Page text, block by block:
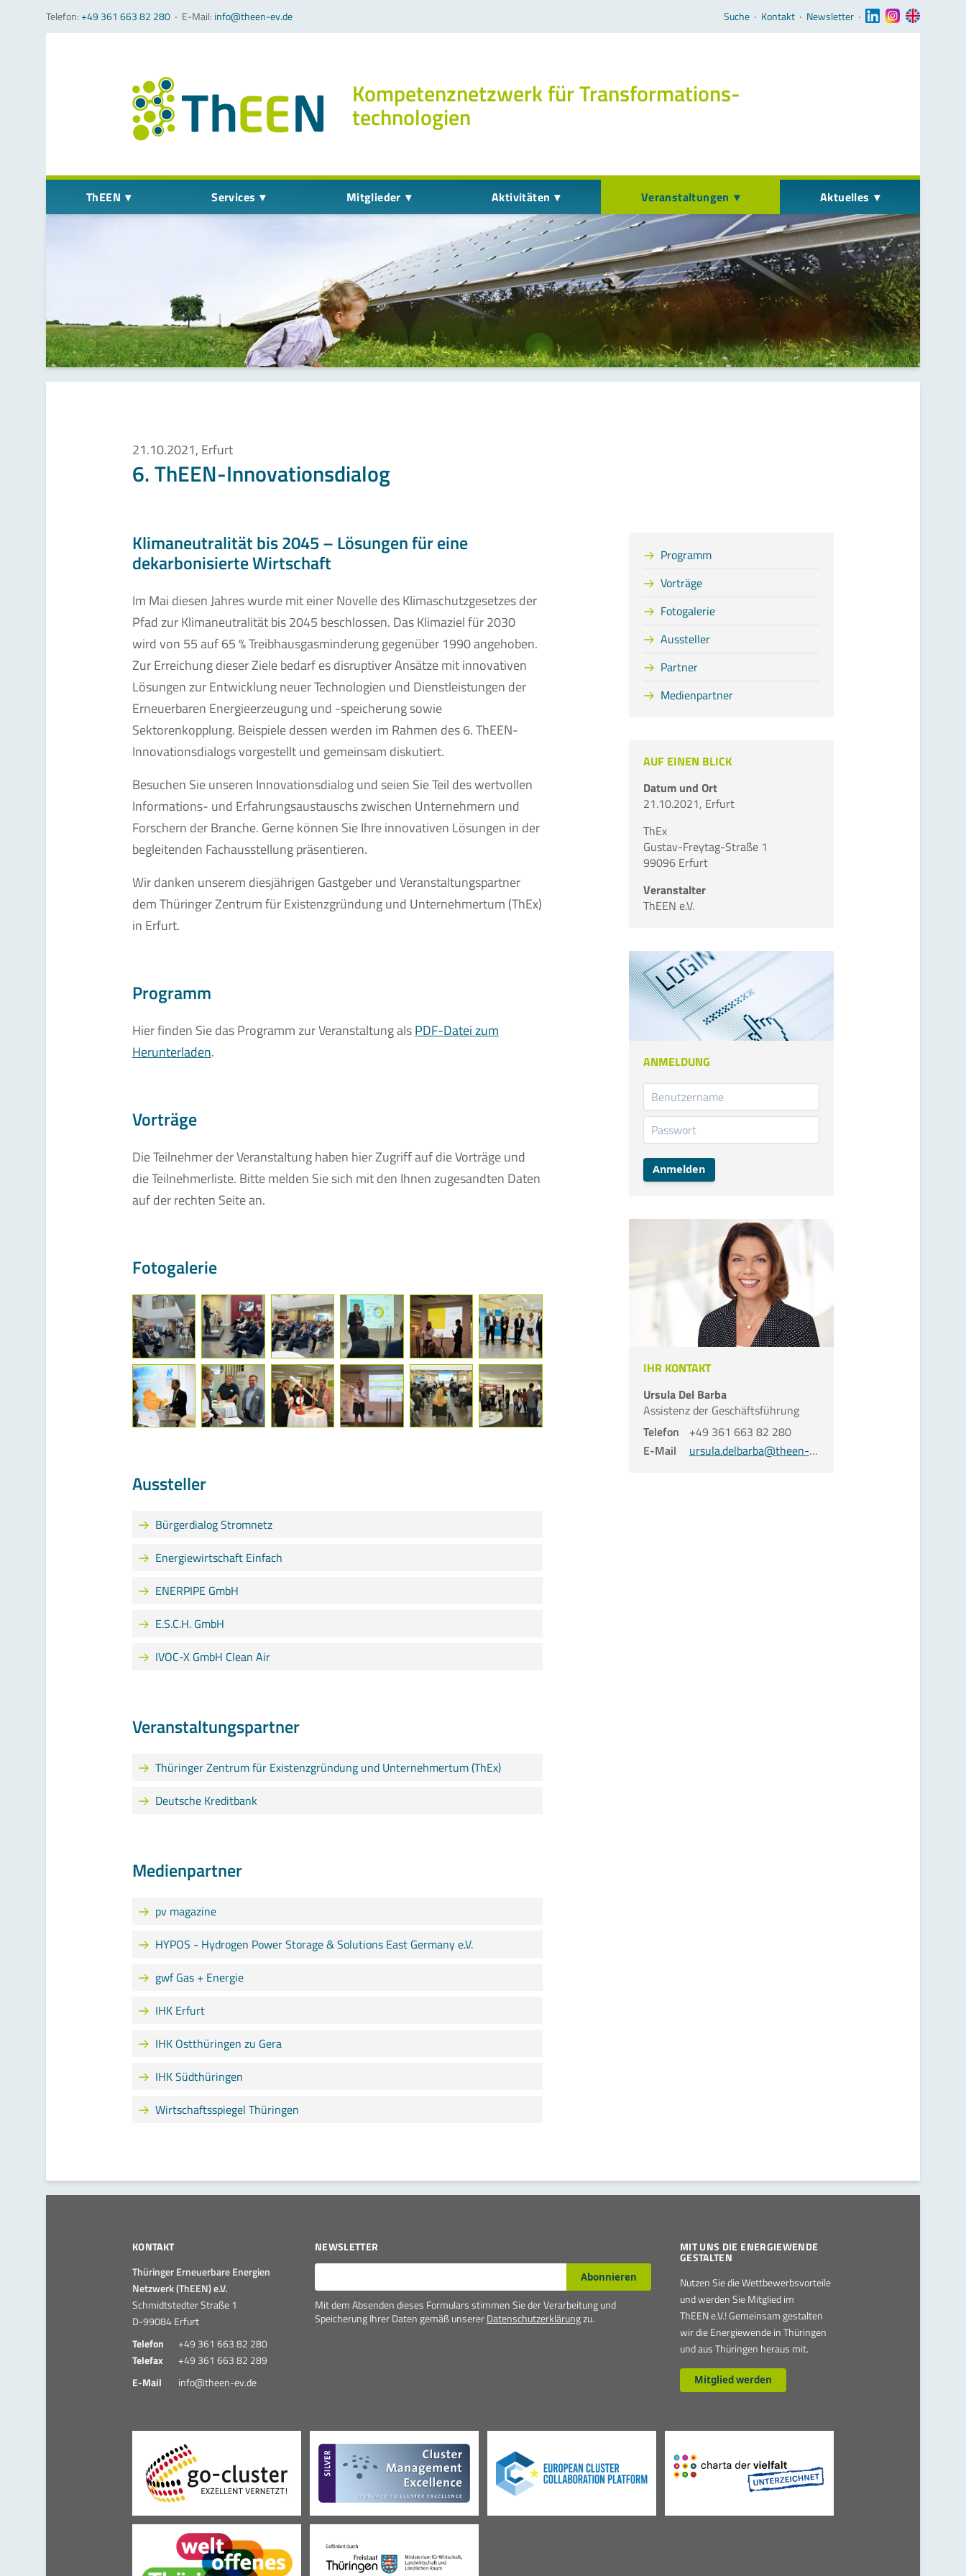
Telefon:+49 361 663 82 280 ‧ E-Mail: info@theen-ev.de Navigation überspringen
Suche ‧ Kontakt ‧ Newsletter ‧
Kompetenz­netzwerk für Transformations­
technologien
Navigation überspringen
ThEEN Services Mitglieder Aktivitäten Veranstaltungen Aktuelles
21.10.2021, Erfurt
6. ThEEN-Innovationsdialog
Klimaneutralität bis 2045 – Lösungen für eine
dekarbonisierte Wirtschaft
Im Mai diesen Jahres wurde mit einer Novelle des Klimaschutzgesetzes der
Pfad zur Klimaneutralität bis 2045 beschlossen. Das Klimaziel für 2030
wird von 55 auf 65 % Treibhausgasminderung gegenüber 1990 angehoben.
Zur Erreichung dieser Ziele bedarf es disruptiver Ansätze mit innovativen
Lösungen zur Entwicklung neuer Technologien und Dienstleistungen der
Erneuerbaren Energieerzeugung und -speicherung sowie
Sektorenkopplung. Beispiele dessen werden im Rahmen des 6. ThEEN-
Innovationsdialogs vorgestellt und gemeinsam diskutiert.
Besuchen Sie unseren Innovationsdialog und seien Sie Teil des wertvollen
Informations- und Erfahrungsaustauschs zwischen Unternehmern und
Forschern der Branche. Gerne können Sie Ihre innovativen Lösungen in der
begleitenden Fachausstellung präsentieren.
Wir danken unserem diesjährigen Gastgeber und Veranstaltungspartner
dem Thüringer Zentrum für Existenzgründung und Unternehmertum (ThEx)
in Erfurt.
Programm
Hier finden Sie das Programm zur Veranstaltung alsPDF-Datei zum
Herunterladen.
Vorträge
Die Teilnehmer der Veranstaltung haben hier Zugriff auf die Vorträge und
die Teilnehmerliste. Bitte melden Sie sich mit den Ihnen zugesandten Daten
auf der rechten Seite an.
Fotogalerie
Aussteller
Bürgerdialog Stromnetz
Energiewirtschaft Einfach
ENERPIPE GmbH
E.S.C.H. GmbH
IVOC-X GmbH Clean Air
Veranstaltungspartner
Thüringer Zentrum für Existenzgründung und Unternehmertum (ThEx)
Deutsche Kreditbank
Medienpartner
pv magazine
HYPOS - Hydrogen Power Storage & Solutions East Germany e.V.
gwf Gas + Energie
IHK Erfurt
IHK Ostthüringen zu Gera
IHK Südthüringen
Wirtschaftsspiegel Thüringen
Programm
Vorträge
Fotogalerie
Aussteller
Partner
Medienpartner
AUF EINEN BLICK
Datum und Ort
21.10.2021, Erfurt
ThEx
Gustav-Freytag-Straße 1
99096 Erfurt
Veranstalter
ThEEN e.V.
ANMELDUNG
Anmelden
IHR KONTAKT
Ursula Del Barba
Assistenz der Geschäfts­führung
Telefon
+49 361 663 82 280
E-Mail
ursula.delbarba@theen-ev.de
KONTAKT
Thüringer Erneuerbare Energien
Netzwerk (ThEEN) e.V.
Schmidtstedter Straße 1
D-99084 Erfurt
Telefon
+49 361 663 82 280
Telefax
+49 361 663 82 289
E-Mail
info@theen-ev.de
NEWSLETTER
E-Mail* Abonnieren
Mit dem Absenden dieses Formulars stimmen Sie der Verarbeitung und
Speicherung Ihrer Daten gemäß unsererDatenschutzerklärungzu.
MIT UNS DIE ENERGIEWENDE
GESTALTEN
Nutzen Sie die Wettbewerbsvorteile
und werden Sie Mitglied im
ThEEN e.V.! Gemeinsam gestalten
wir die Energiewende in Thüringen
und aus Thüringen heraus mit.
Mitglied werden